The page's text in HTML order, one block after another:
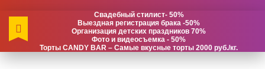
Свадебный стилист- 50%
Выездная регистрация брака -50%
Организация детских праздников 70%
Фото и видеосъемка - 50%
Торты CANDY BAR – Самые вкусные торты 2000 руб./кг.